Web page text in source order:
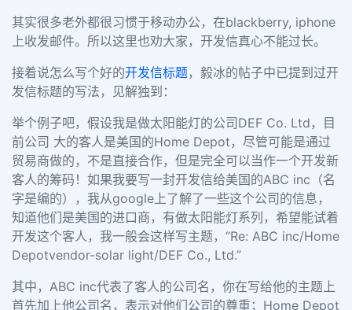
其实很多老外都很习惯于移动办公，在blackberry, iphone
上收发邮件。所以这里也劝大家，开发信真心不能过长。
接着说怎么写个好的开发信标题，毅冰的帖子中已提到过开
发信标题的写法，见解独到：
举个例子吧，假设我是做太阳能灯的公司DEF Co. Ltd，目
前公司 大的客人是美国的Home Depot，尽管可能是通过
贸易商做的，不是直接合作，但是完全可以当作一个开发新
客人的筹码！如果我要写一封开发信给美国的ABC inc（名
字是编的），我从google上了解了一些这个公司的信息，
知道他们是美国的进口商，有做太阳能灯系列，希望能试着
开发这个客人，我一般会这样写主题，“Re: ABC inc/Home
Depotvendor-solar light/DEF Co., Ltd.”
其中，ABC inc代表了客人的公司名，你在写给他的主题上
首先加上他公司名，表示对他们公司的尊重；Home Depot